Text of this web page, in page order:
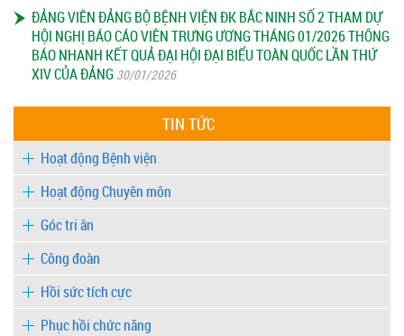
ĐẢNG VIÊN ĐẢNG BỘ BỆNH VIỆN ĐK BẮC NINH SỐ 2 THAM DỰ
HỘI NGHỊ BÁO CÁO VIÊN TRƯNG ƯƠNG THÁNG 01/2026 THÔNG
BÁO NHANH KẾT QUẢ ĐẠI HỘI ĐẠI BIỂU TOÀN QUỐC LẦN THỨ
XIV CỦA ĐẢNG 30/01/2026
TIN TỨC
Hoạt động Bệnh viện
Hoạt động Chuyên môn
Góc tri ân
Công đoàn
Hồi sức tích cực
Phục hồi chức năng